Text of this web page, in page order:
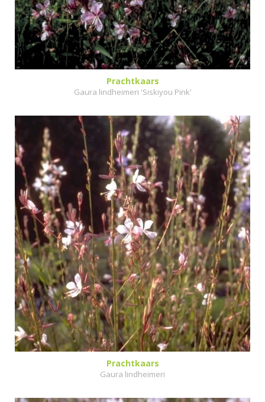
Prachtkaars
Gaura lindheimeri 'Siskiyou Pink'
Prachtkaars
Gaura lindheimeri